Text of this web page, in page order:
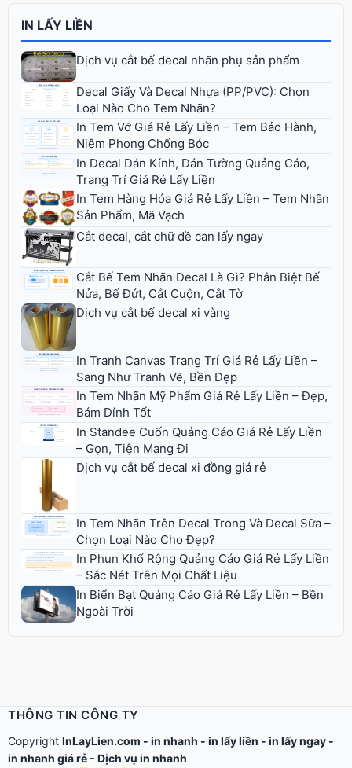
IN LẤY LIỀN
Dịch vụ cắt bế decal nhãn phụ sản phẩm
Decal Giấy Và Decal Nhựa (PP/PVC): Chọn
Loại Nào Cho Tem Nhãn?
In Tem Vỡ Giá Rẻ Lấy Liền – Tem Bảo Hành,
Niêm Phong Chống Bóc
In Decal Dán Kính, Dán Tường Quảng Cáo,
Trang Trí Giá Rẻ Lấy Liền
In Tem Hàng Hóa Giá Rẻ Lấy Liền – Tem Nhãn
Sản Phẩm, Mã Vạch
Cắt decal, cắt chữ đề can lấy ngay
Cắt Bế Tem Nhãn Decal Là Gì? Phân Biệt Bế
Nửa, Bế Đứt, Cắt Cuộn, Cắt Tờ
Dịch vụ cắt bế decal xi vàng
In Tranh Canvas Trang Trí Giá Rẻ Lấy Liền –
Sang Như Tranh Vẽ, Bền Đẹp
In Tem Nhãn Mỹ Phẩm Giá Rẻ Lấy Liền – Đẹp,
Bám Dính Tốt
In Standee Cuốn Quảng Cáo Giá Rẻ Lấy Liền
– Gọn, Tiện Mang Đi
Dịch vụ cắt bế decal xi đồng giá rẻ
In Tem Nhãn Trên Decal Trong Và Decal Sữa –
Chọn Loại Nào Cho Đẹp?
In Phun Khổ Rộng Quảng Cáo Giá Rẻ Lấy Liền
– Sắc Nét Trên Mọi Chất Liệu
In Biển Bạt Quảng Cáo Giá Rẻ Lấy Liền – Bền
Ngoài Trời
THÔNG TIN CÔNG TY
Copyright InLayLien.com - in nhanh - in lấy liền - in lấy ngay -
in nhanh giá rẻ - Dịch vụ in nhanh